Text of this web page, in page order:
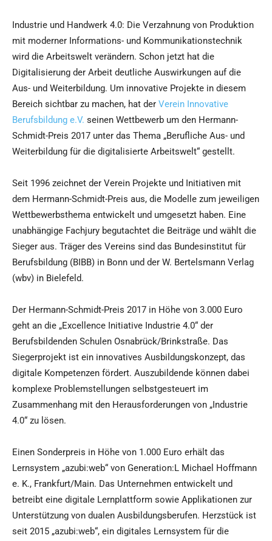
Industrie und Handwerk 4.0: Die Verzahnung von Produktion
mit moderner Informations- und Kommunikationstechnik
wird die Arbeitswelt verändern. Schon jetzt hat die
Digitalisierung der Arbeit deutliche Auswirkungen auf die
Aus- und Weiterbildung. Um innovative Projekte in diesem
Bereich sichtbar zu machen, hat der Verein Innovative
Berufsbildung e.V. seinen Wettbewerb um den Hermann-
Schmidt-Preis 2017 unter das Thema „Berufliche Aus- und
Weiterbildung für die digitalisierte Arbeitswelt“ gestellt.
Seit 1996 zeichnet der Verein Projekte und Initiativen mit
dem Hermann-Schmidt-Preis aus, die Modelle zum jeweiligen
Wettbewerbsthema entwickelt und umgesetzt haben. Eine
unabhängige Fachjury begutachtet die Beiträge und wählt die
Sieger aus. Träger des Vereins sind das Bundesinstitut für
Berufsbildung (BIBB) in Bonn und der W. Bertelsmann Verlag
(wbv) in Bielefeld.
Der Hermann-Schmidt-Preis 2017 in Höhe von 3.000 Euro
geht an die „Excellence Initiative Industrie 4.0“ der
Berufsbildenden Schulen Osnabrück/Brinkstraße. Das
Siegerprojekt ist ein innovatives Ausbildungskonzept, das
digitale Kompetenzen fördert. Auszubildende können dabei
komplexe Problemstellungen selbstgesteuert im
Zusammenhang mit den Herausforderungen von „Industrie
4.0“ zu lösen.
Einen Sonderpreis in Höhe von 1.000 Euro erhält das
Lernsystem „azubi:web“ von Generation:L Michael Hoffmann
e. K., Frankfurt/Main. Das Unternehmen entwickelt und
betreibt eine digitale Lernplattform sowie Applikationen zur
Unterstützung von dualen Ausbildungsberufen. Herzstück ist
seit 2015 „azubi:web“, ein digitales Lernsystem für die